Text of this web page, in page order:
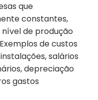
que
constantes,
de produção
de custos
salários
depreciação
gastos